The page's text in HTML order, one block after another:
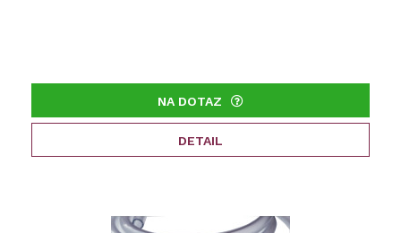
NA DOTAZ
DETAIL